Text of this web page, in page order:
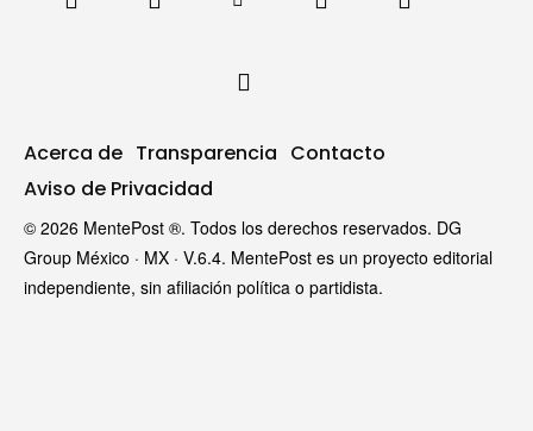
Acerca de Transparencia Contacto
Aviso de Privacidad
© 2026 MentePost ®. Todos los derechos reservados. DG
Group México · MX · V.6.4. MentePost es un proyecto editorial
independiente, sin afiliación política o partidista.